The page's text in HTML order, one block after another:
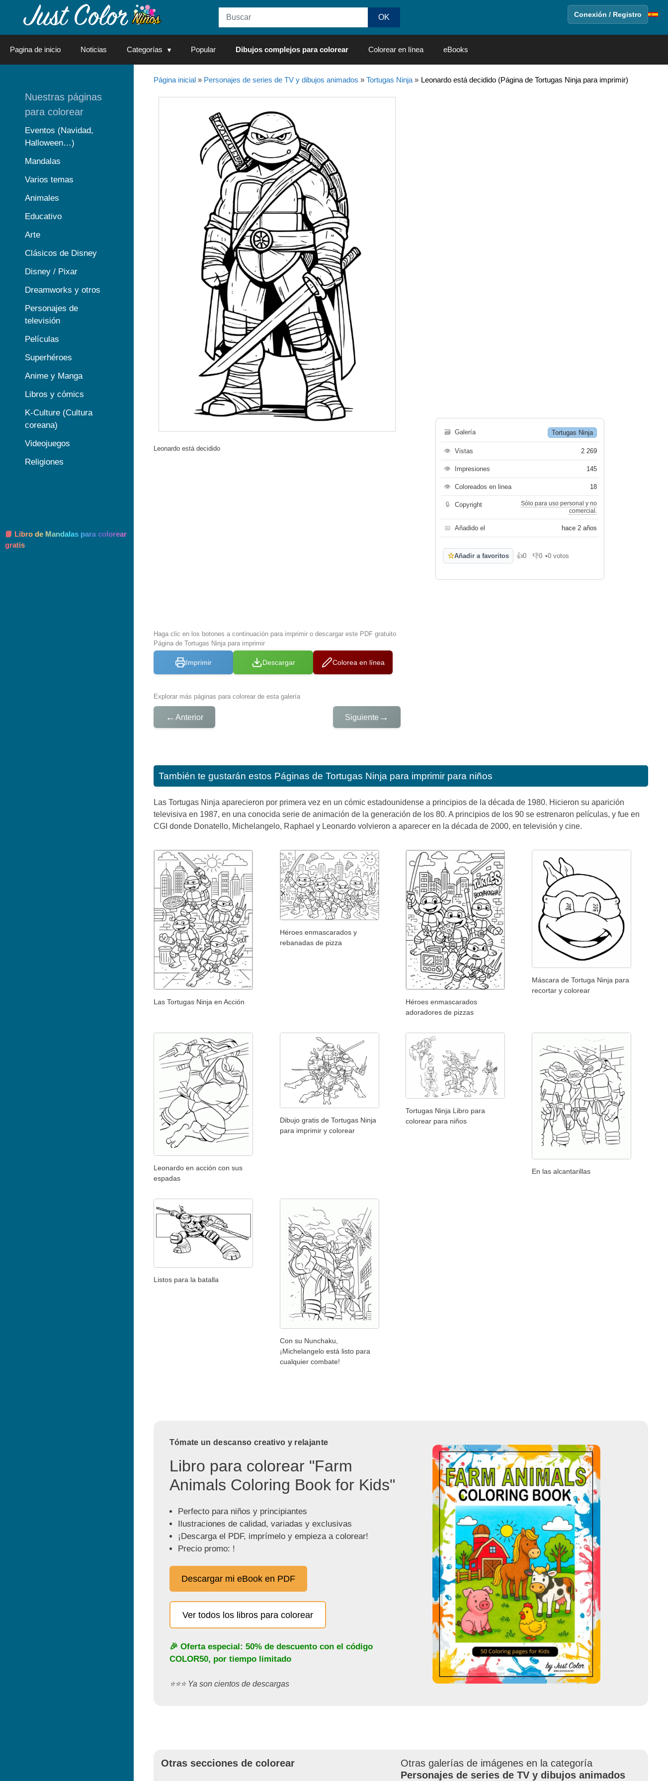
Conexión / Registro
Pagina de inicio Noticias Categorías Popular Dibujos complejos para colorear Colorear en línea eBooks
Página inicial» Personajes de series de TV y dibujos animados » Tortugas Ninja» Leonardo está decidido (Página de Tortugas Ninja para imprimir)
Leonardo está decidido
Haga clic en los botones a continuación para imprimir o descargar este PDF gratuito
Página de Tortugas Ninja para imprimir
Imprimir Descargar Colorea en línea
Explorar más páginas para colorear de esta galería
← Anterior Siguiente →
🗃 Galería Tortugas Ninja
👁 Vistas 2 269
👁 Impresiones 145
👁 Coloreados en linea 18
🔒 Copyright
Sólo para uso personal y no
comercial.
📅 Añadido el hace 2 años
☆Añadir a favoritos 👍0
Me gusta
👎0
No me gusta
•0 votos
También te gustarán estos Páginas de Tortugas Ninja para imprimir para niños
Las Tortugas Ninja aparecieron por primera vez en un cómic estadounidense a principios de la década de 1980. Hicieron su aparición
televisiva en 1987, en una conocida serie de animación de la generación de los 80. A principios de los 90 se estrenaron películas, y fue en
CGI donde Donatello, Michelangelo, Raphael y Leonardo volvieron a aparecer en la década de 2000, en televisión y cine.
Las Tortugas Ninja en Acción
Héroes enmascarados y
rebanadas de pizza
Héroes enmascarados
adoradores de pizzas
Máscara de Tortuga Ninja para
recortar y colorear
Leonardo en acción con sus
espadas
Dibujo gratis de Tortugas Ninja
para imprimir y colorear
Tortugas Ninja Libro para
colorear para niños
En las alcantarillas
Listos para la batalla
Con su Nunchaku,
¡Michelangelo está listo para
cualquier combate!
Tómate un descanso creativo y relajante
Libro para colorear "Farm
Animals Coloring Book for Kids"
Perfecto para niños y principiantes
Ilustraciones de calidad, variadas y exclusivas
¡Descarga el PDF, imprímelo y empieza a colorear!
Precio promo: !
Descargar mi eBook en PDF
Ver todos los libros para colorear
🎉 Oferta especial: 50% de descuento con el código
COLOR50, por tiempo limitado
⭐️⭐️⭐️ Ya son cientos de descargas
Otras secciones de colorear
Otras galerías de imágenes en la categoría
Personajes de series de TV y dibujos animados
Nuestras páginas
para colorear
Eventos (Navidad,
Halloween…)
Mandalas
Varios temas
Animales
Educativo
Arte
Clásicos de Disney
Disney / Pixar
Dreamworks y otros
Personajes de
televisión
Películas
Superhéroes
Anime y Manga
Libros y cómics
K-Culture (Cultura
coreana)
Videojuegos
Religiones
📘 Libro de Mandalas para colorear
gratis